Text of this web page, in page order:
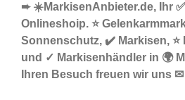
➨ ☀️MarkisenAnbieter.de, Ihr
Onlineshoip. ⭐
Sonnenschutz, ✔️ Markisen, ⭐
und ✓ Markisenhändler in 🌍
Ihren Besuch freuen wir uns